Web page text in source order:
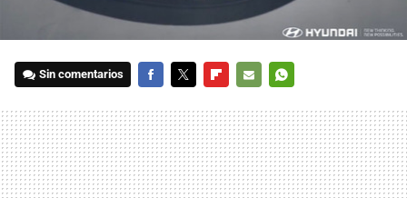
Sin comentarios
MAIL